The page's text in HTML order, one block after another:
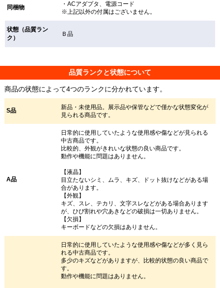
同梱物
・ACアダプタ、電源コード
※上記以外の付属はございません。
状態（品質ラン
ク）
Ｂ品
品質ランクと状態について
商品の状態によって4つのランクに分かれています。
S品
新品・未使用品。展示品や保管などで僅かな状態変化が
見られる商品です。
A品
日常的に使用していたような使用感や傷などが見られる
中古商品です。
比較的、外観がきれいな状態の良い商品です。
動作や機能に問題はありません。
【液晶】
目立たないシミ、ムラ、キズ、ドット抜けなどがある場
合があります。
【外観】
キズ、スレ、テカリ、文字スレなどがある場合あります
が、ひび割れや穴あきなどの破損は一切ありません。
【欠損】
キーボードなどの欠損はありません。
日常的に使用していたような使用感や傷などが多く見ら
れる中古商品です。
多少のキズなどがありますが、比較的状態の良い商品で
す。
動作や機能に問題はありません。